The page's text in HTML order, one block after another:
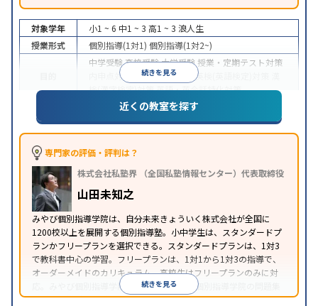
続きを見る
対象学年 小1 ~ 6 中1 ~ 3 高1 ~ 3 浪人生
授業形式
個別指導(1対1) 個別指導(1対2~)
中学受験高校受験大学受験 授業・定期テスト対策
内申点対策
学習習慣の定着 英検(英語検定)対策
検(漢字検定)対策英語・英会話特化対策
1科目から受講可能季節講習のみの受講可
※2023年3月調査。小学校高学年の個別指導塾アンケート調査方法を参
近くの教室を探す
専門家の評価・評判は？
株式会社私塾界 （全国私塾情報センター）代表取締役
山田未知之
みやび個別指導学院は、自分未来きょういく株式会社が全国に
1200校以上を展開する個別指導塾。小中学生は、スタンダードプ
ランかフリープランを選択できる。スタンダードプランは、1対3
で教科書中心の学習。フリープランは、1対1から1対3の指導で、
オーダーメイドのカリキュラム。高校生はフリープランのみに対
応。みやび個別指導学院では、系列のITTO個別指導学院の問題集
の購入や模試を受験できる。
続きを見る